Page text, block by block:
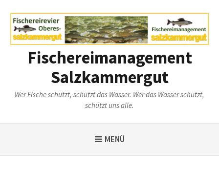
zum
Inhalt
Fischereimanagement
Salzkammergut
Wer Fische schützt, schützt das Wasser. Wer das Wasser schützt,
schützt uns alle.
MENÜ